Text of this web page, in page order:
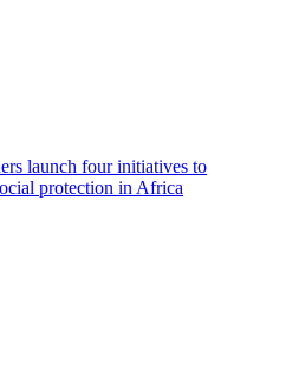
launch four initiatives to
protection in Africa